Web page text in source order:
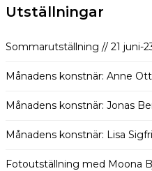
Utställningar
Sommarutställning // 21 juni-
Månadens konstnär: Anne
Månadens konstnär: Jonas
Månadens konstnär: Lisa
Fotoutställning med Moona